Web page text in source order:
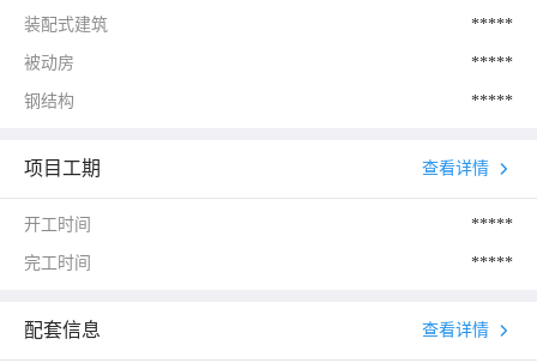
装配式建筑 *****
被动房 *****
钢结构 *****
项目工期 查看详情
开工时间 *****
完工时间 *****
配套信息 查看详情